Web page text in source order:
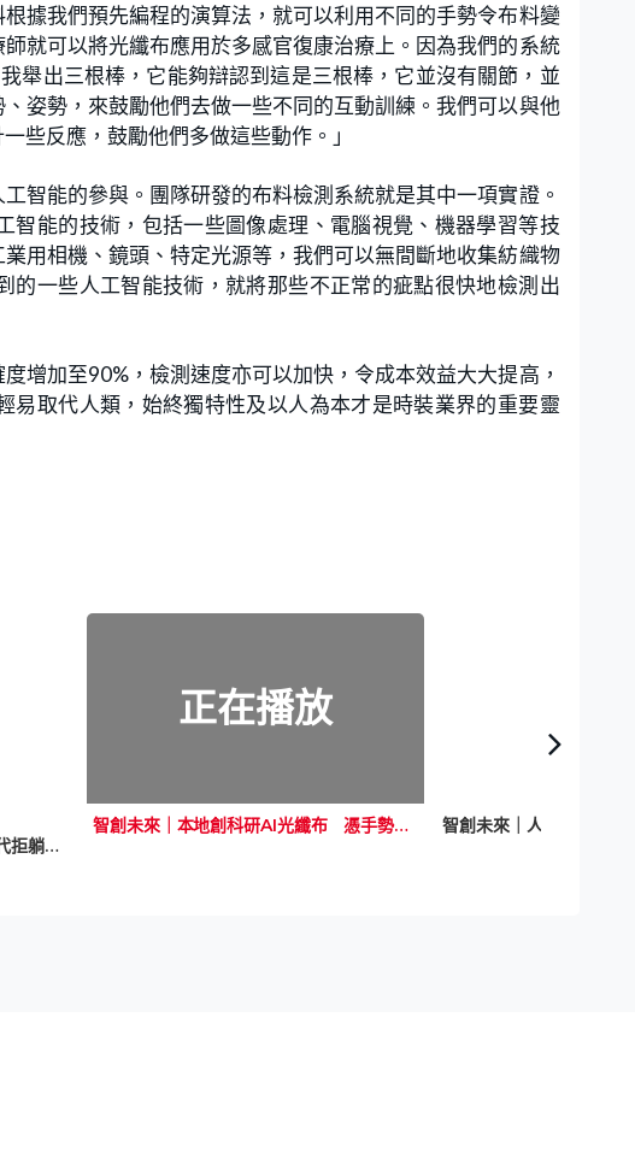
據我們預先編程的演算法，就可以利用不同的手勢令布料變
就可以將光纖布應用於多感官復康治療上。因為我們的系統
舉出三根棒，它能夠辯認到這是三根棒，它並沒有關節，並
姿勢，來鼓勵他們去做一些不同的互動訓練。我們可以與他
些反應，鼓勵他們多做這些動作。」
智能的參與。團隊研發的布料檢測系統就是其中一項實證。
能的技術，包括一些圖像處理、電腦視覺、機器學習等技
用相機、鏡頭、特定光源等，我們可以無間斷地收集紡織物
一些人工智能技術，就將那些不正常的疵點很快地檢測出
增加至90%，檢測速度亦可以加快，令成本效益大大提高，
易取代人類 ，始終獨特性及以人為本才是時裝業界的重要靈
【小事大意義】伴你啟航：躺平年代拒躺平 中四小帥哥從暈船到愛上帆船 航海學校給學生何止一個夢
正在播放
智創未來｜本地創科研AI光纖布 憑手勢轉顏色、識別人體各關節 助多感官復康治療 智創未來｜人工智能光纖布